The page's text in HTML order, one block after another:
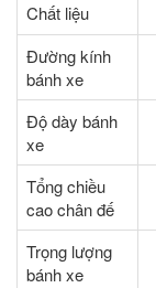
Chất liệu
Đường kính
bánh xe
Độ dày bánh
xe
Tổng chiều
cao chân đế
Trọng lượng
bánh xe